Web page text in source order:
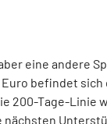
eine andere
befindet sich
200-Tage-Linie
nächsten